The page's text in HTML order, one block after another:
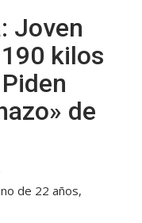
Joven
kilos
de
de 22 años,